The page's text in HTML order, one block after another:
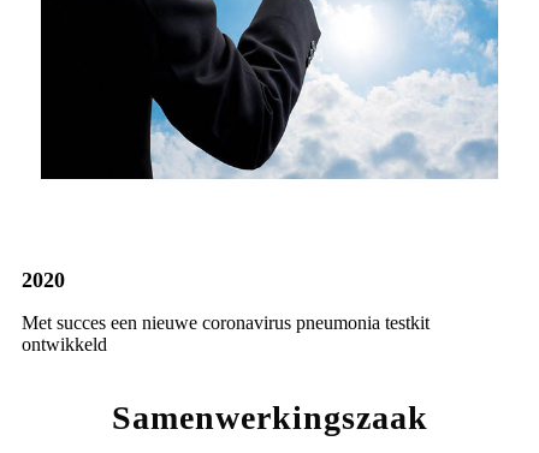
2020
Met succes een nieuwe coronavirus pneumonia testkit
ontwikkeld
Samenwerkingszaak